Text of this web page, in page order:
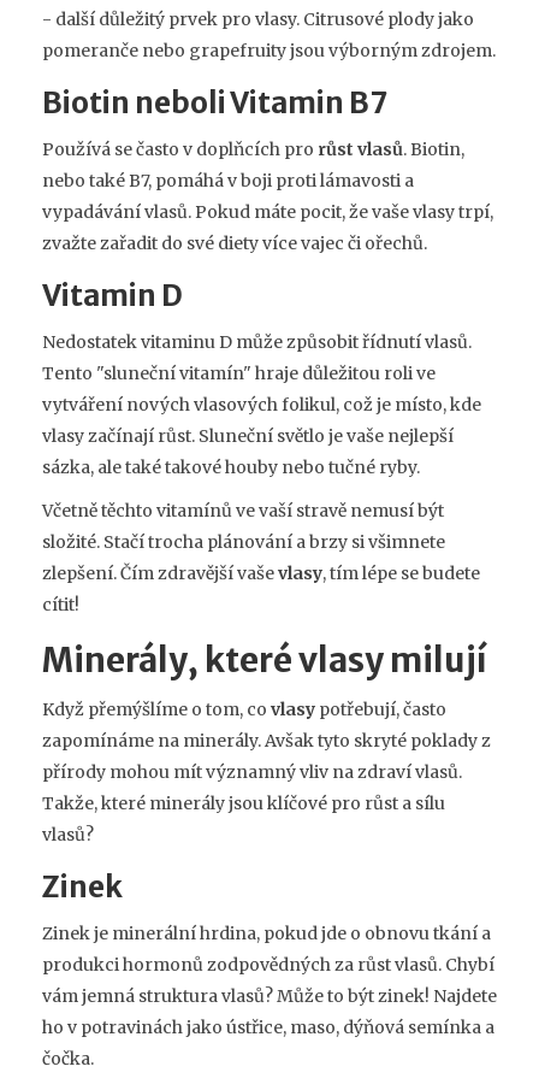
- další důležitý prvek pro vlasy. Citrusové plody jako
pomeranče nebo grapefruity jsou výborným zdrojem.
Biotin neboli Vitamin B7
Používá se často v doplňcích pro růst vlasů. Biotin,
nebo také B7, pomáhá v boji proti lámavosti a
vypadávání vlasů. Pokud máte pocit, že vaše vlasy trpí,
zvažte zařadit do své diety více vajec či ořechů.
Vitamin D
Nedostatek vitaminu D může způsobit řídnutí vlasů.
Tento "sluneční vitamín" hraje důležitou roli ve
vytváření nových vlasových folikul, což je místo, kde
vlasy začínají růst. Sluneční světlo je vaše nejlepší
sázka, ale také takové houby nebo tučné ryby.
Včetně těchto vitamínů ve vaší stravě nemusí být
složité. Stačí trocha plánování a brzy si všimnete
zlepšení. Čím zdravější vaševlasy, tím lépe se budete
cítit!
Minerály, které vlasy milují
Když přemýšlíme o tom, co vlasy potřebují, často
zapomínáme na minerály. Avšak tyto skryté poklady z
přírody mohou mít významný vliv na zdraví vlasů.
Takže, které minerály jsou klíčové pro růst a sílu
vlasů?
Zinek
Zinek je minerální hrdina, pokud jde o obnovu tkání a
produkci hormonů zodpovědných za růst vlasů. Chybí
vám jemná struktura vlasů? Může to být zinek! Najdete
ho v potravinách jako ústřice, maso, dýňová semínka a
čočka.